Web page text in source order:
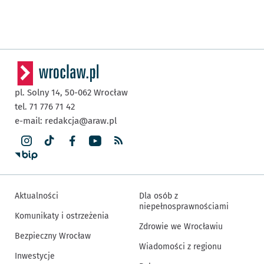
pl. Solny 14, 50-062 Wrocław
tel. 71 776 71 42
e-mail: redakcja@araw.pl
Aktualności
Komunikaty i ostrzeżenia
Bezpieczny Wrocław
Inwestycje
Dla osób z
niepełnosprawnościami
Zdrowie we Wrocławiu
Wiadomości z regionu